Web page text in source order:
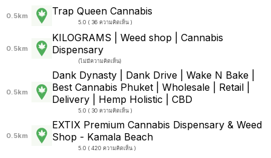
0.5km Trap Queen Cannabis
5.0 ( 36 ความคิดเห็น )
0.5km
KILOGRAMS | Weed shop | Cannabis
Dispensary
(ไม่มีความคิดเห็น)
0.5km
Dank Dynasty | Dank Drive | Wake N Bake |
Best Cannabis Phuket | Wholesale | Retail |
Delivery | Hemp Holistic | CBD
5.0 ( 30 ความคิดเห็น )
0.5km
EXTIX Premium Cannabis Dispensary & Weed
Shop - Kamala Beach
5.0 ( 420 ความคิดเห็น )